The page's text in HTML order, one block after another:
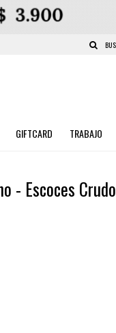
GIFTCARD TRABAJO
- Escoces Crudo